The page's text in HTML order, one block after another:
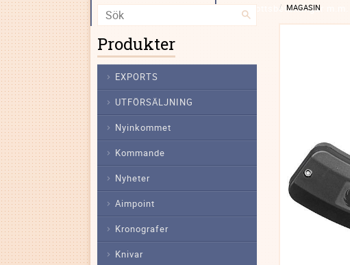
Att köpa licensbelagt Förskottsbetalningar m.m.
MAGASIN
Produkter
EXPORTS
UTFÖRSÄLJNING
Nyinkommet
Kommande
Nyheter
Aimpoint
Kronografer
Knivar